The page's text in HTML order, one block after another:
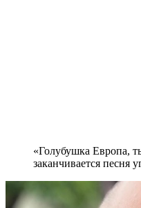
«Голубушка Европа,
заканчивается песня